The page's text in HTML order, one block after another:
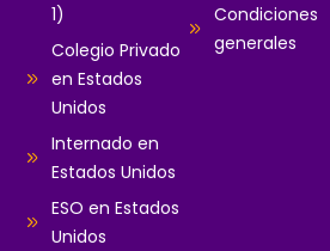
1)
Colegio Privado
en Estados
Unidos
Internado en
Estados Unidos
ESO en Estados
Unidos
Condiciones
generales